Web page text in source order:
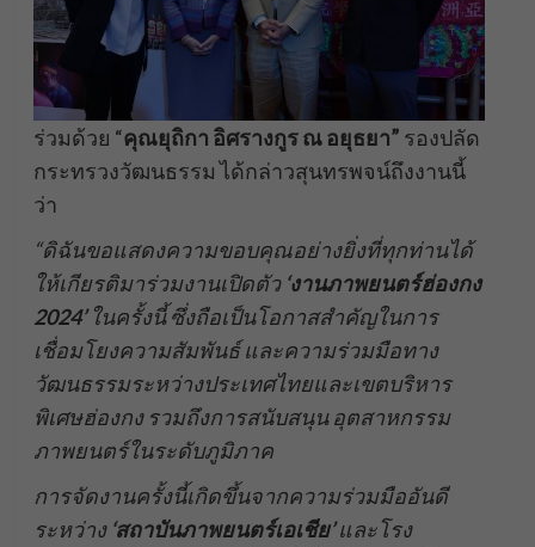
​ร่วมด้วย “คุณยุถิกา อิศรางกูร ณ อยุธยา” รองปลัด
กระทรวงวัฒนธรรม ได้กล่าวสุนทรพจน์ถึงงานนี้
ว่า
“ดิฉันขอแสดงความขอบคุณอย่างยิ่งที่ทุกท่านได้
ให้เกียรติมาร่วมงานเปิดตัว ‘งานภาพยนตร์ฮ่องกง
2024’ในครั้งนี้ ซึ่งถือเป็นโอกาสสำคัญในการ
เชื่อมโยงความสัมพันธ์ และความร่วมมือทาง
วัฒนธรรมระหว่างประเทศไทยและเขตบริหาร
พิเศษฮ่องกง รวมถึงการสนับสนุน อุตสาหกรรม
ภาพยนตร์ในระดับภูมิภาค
การจัดงานครั้งนี้เกิดขึ้นจากความร่วมมืออันดี
ระหว่าง ‘สถาบันภาพยนตร์เอเชีย’และโรง